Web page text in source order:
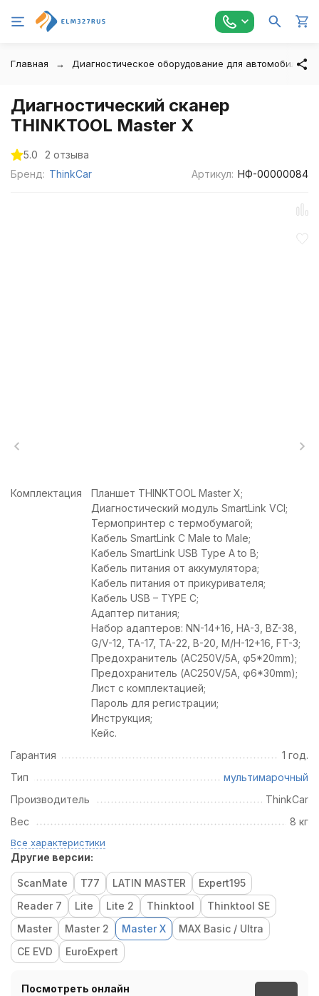
Главная Диагностическое оборудование для автомобилей
Диагностический сканер
THINKTOOL Master X
5.0
2 отзыва
Бренд: ThinkCar Артикул: НФ-00000084
Комплектация
Планшет THINKTOOL Master X;
Диагностический модуль SmartLink VCI;
Термопринтер с термобумагой;
Кабель SmartLink C Male to Male;
Кабель SmartLink USB Type A to B;
Кабель питания от аккумулятора;
Кабель питания от прикуривателя;
Кабель USB – TYPE C;
Адаптер питания;
Набор адаптеров: NN-14+16, HA-3, BZ-38,
G/V-12, TA-17, TA-22, B-20, M/H-12+16, FT-3;
Предохранитель (AC250V/5A, φ5*20mm);
Предохранитель (AC250V/5A, φ6*30mm);
Лист с комплектацией;
Пароль для регистрации;
Инструкция;
Кейс.
Гарантия
1 год.
Тип
мультимарочный
Производитель
ThinkCar
Вес
8 кг
Все характеристики
Другие версии:
ScanMate T77 LATIN MASTER
Expert195
Reader 7
Lite Lite 2 Thinktool
Thinktool SE
Master
Master 2 Master X
MAX Basic / Ultra
CE EVD
EuroExpert
Посмотреть онлайн